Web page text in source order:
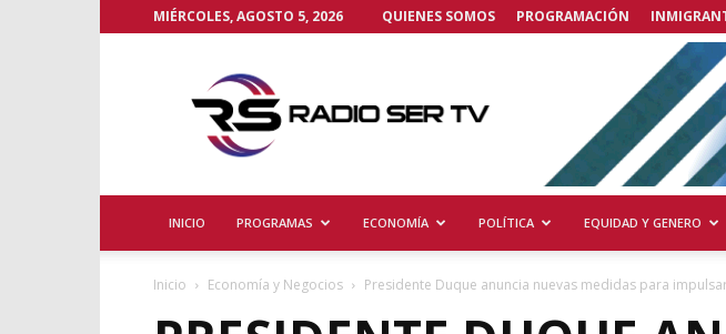
MIÉRCOLES, AGOSTO 5, 2026 QUIENES SOMOS PROGRAMACIÓN
TV
INICIO PROGRAMAS ECONOMÍA POLÍTICA EQUIDAD Y GENERO
Inicio Economía y Negocios Presidente Duque anuncia nuevas medidas para